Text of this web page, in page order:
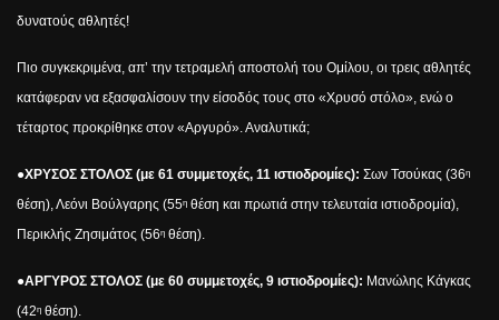
δυνατούς αθλητές!
Πιο συγκεκριμένα, απ’ την τετραμελή αποστολή του Ομίλου, οι τρεις αθλητές
κατάφεραν να εξασφαλίσουν την είσοδός τους στο «Χρυσό στόλο», ενώ ο
τέταρτος προκρίθηκε στον «Αργυρό». Αναλυτικά;
●ΧΡΥΣΟΣ ΣΤΟΛΟΣ (με 61 συμμετοχές, 11 ιστιοδρομίες): Σων Τσούκας (36η
θέση), Λεόνι Βούλγαρης (55η θέση και πρωτιά στην τελευταία ιστιοδρομία),
Περικλής Ζησιμάτος (56η θέση).
●ΑΡΓΥΡΟΣ ΣΤΟΛΟΣ (με 60 συμμετοχές, 9 ιστιοδρομίες): Μανώλης Κάγκας
(42η θέση).